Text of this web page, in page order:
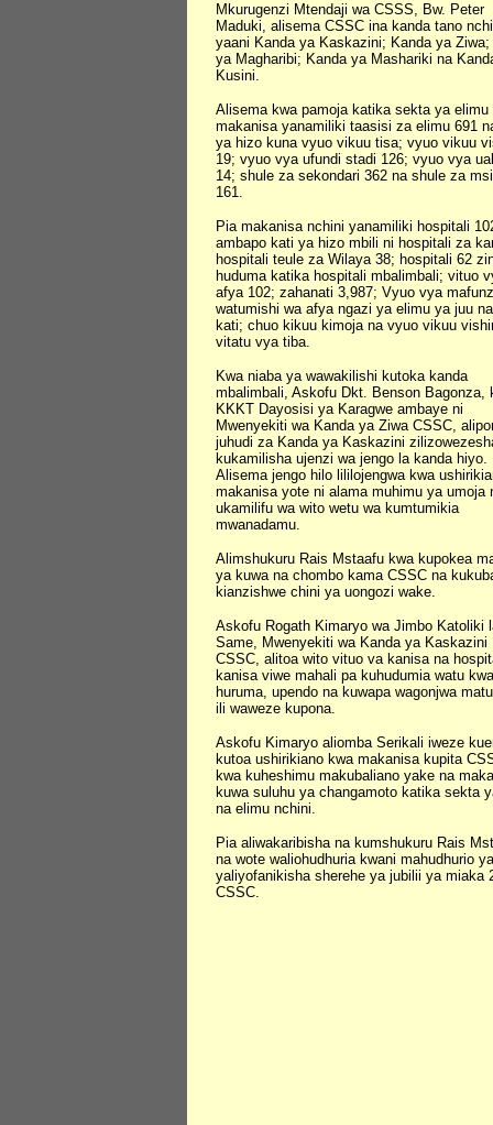
Mkurugenzi Mtendaji wa CSSS, Bw. Peter
Maduki, alisema CSSC ina kanda tano
yaani Kanda ya Kaskazini; Kanda ya Ziwa;
ya Magharibi; Kanda ya Mashariki na
Kusini.
Alisema kwa pamoja katika sekta ya elimu
makanisa yanamiliki taasisi za elimu 691
ya hizo kuna vyuo vikuu tisa; vyuo vikuu
19; vyuo vya ufundi stadi 126; vyuo vya
14; shule za sekondari 362 na shule za
161.
Pia makanisa nchini yanamiliki hospitali
ambapo kati ya hizo mbili ni hospitali za
hospitali teule za Wilaya 38; hospitali 62
huduma katika hospitali mbalimbali; vituo
afya 102; zahanati 3,987; Vyuo vya
watumishi wa afya ngazi ya elimu ya juu
kati; chuo kikuu kimoja na vyuo vikuu
vitatu vya tiba.
Kwa niaba ya wawakilishi kutoka kanda
mbalimbali, Askofu Dkt. Benson Bagonza,
KKKT Dayosisi ya Karagwe ambaye ni
Mwenyekiti wa Kanda ya Ziwa CSSC,
juhudi za Kanda ya Kaskazini
kukamilisha ujenzi wa jengo la kanda hiyo.
Alisema jengo hilo lililojengwa kwa
makanisa yote ni alama muhimu ya umoja
ukamilifu wa wito wetu wa kumtumikia
mwanadamu.
Alimshukuru Rais Mstaafu kwa kupokea
ya kuwa na chombo kama CSSC na
kianzishwe chini ya uongozi wake.
Askofu Rogath Kimaryo wa Jimbo Katoliki
Same, Mwenyekiti wa Kanda ya Kaskazini
CSSC, alitoa wito vituo va kanisa na
kanisa viwe mahali pa kuhudumia watu kwa
huruma, upendo na kuwapa wagonjwa
ili waweze kupona.
Askofu Kimaryo aliomba Serikali iweze
kutoa ushirikiano kwa makanisa kupita
kwa kuheshimu makubaliano yake na
kuwa suluhu ya changamoto katika sekta
na elimu nchini.
Pia aliwakaribisha na kumshukuru Rais
na wote waliohudhuria kwani mahudhurio
yaliyofanikisha sherehe ya jubilii ya miaka
CSSC.